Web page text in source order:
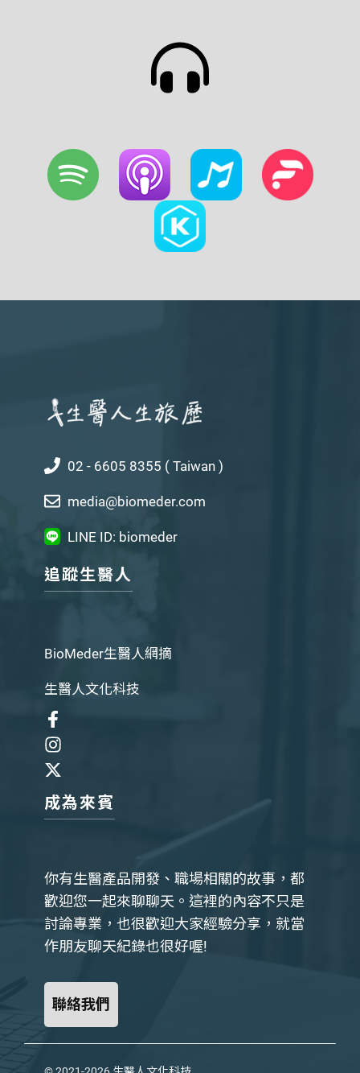
02 - 6605 8355 ( Taiwan )
media@biomeder.com
LINE ID: biomeder
追蹤生醫人
BioMeder生醫人網摘
生醫人文化科技
成為來賓
你有生醫產品開發、職場相關的故事，都
歡迎您一起來聊聊天。這裡的內容不只是
討論專業，也很歡迎大家經驗分享，就當
作朋友聊天紀錄也很好喔!
聯絡我們